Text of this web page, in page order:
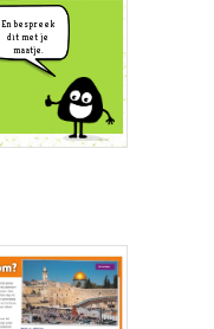
En bespreek
dit met je
maatje.